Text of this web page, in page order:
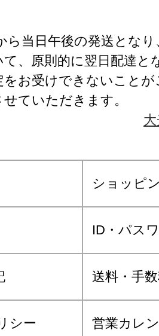
ら当日午後の発送となり
て、原則的に翌日配達と
をお受けできないこと
ていただきます。
ショッピ
ID・パス
送料・手
シー 営業カレ